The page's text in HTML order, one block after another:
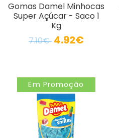
Gomas Damel Minhocas
Super Açúcar - Saco 1
Kg
7.10€ 4.92€
Em Promoção